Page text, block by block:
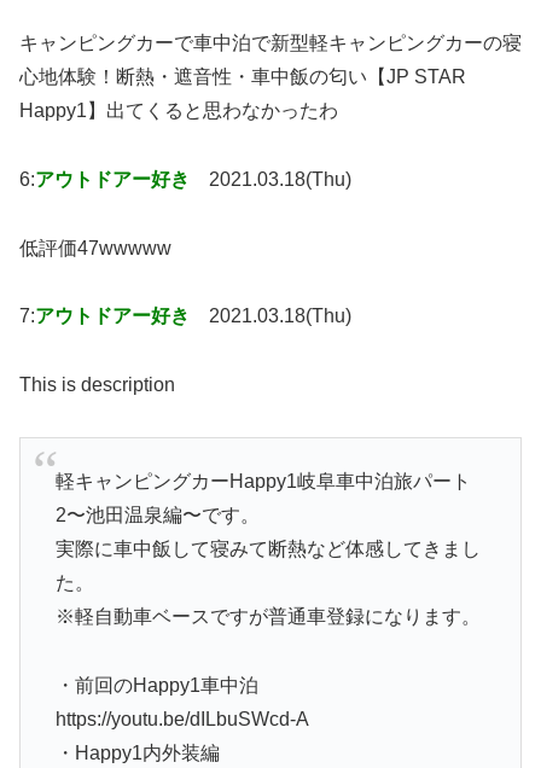
キャンピングカーで車中泊で新型軽キャンピングカーの寝
心地体験！断熱・遮音性・車中飯の匂い【JP STAR
Happy1】出てくると思わなかったわ
6:アウトドアー好き 2021.03.18(Thu)
低評価47wwwww
7:アウトドアー好き 2021.03.18(Thu)
This is description
軽キャンピングカーHappy1岐阜車中泊旅パート
2〜池田温泉編〜です。
実際に車中飯して寝みて断熱など体感してきまし
た。
※軽自動車ベースですが普通車登録になります。
・前回のHappy1車中泊
https://youtu.be/dILbuSWcd-A
・Happy1内外装編